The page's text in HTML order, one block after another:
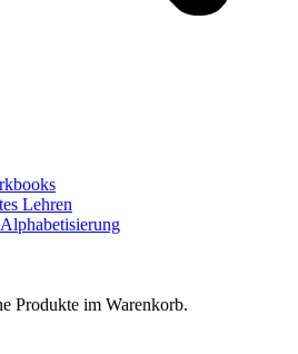
Lehren
Produkte im Warenkorb.